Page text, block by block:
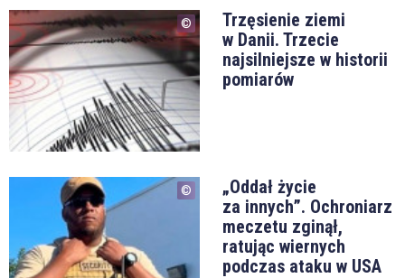
Trzęsienie ziemi
w Danii. Trzecie
najsilniejsze w historii
pomiarów
„Oddał życie
za innych”. Ochroniarz
meczetu zginął,
ratując wiernych
podczas ataku w USA